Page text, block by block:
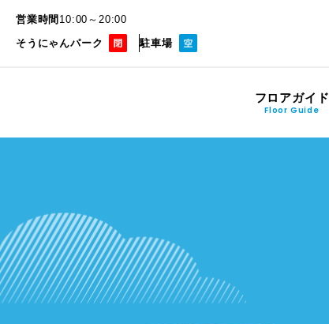
営業時間 10:00～20:00
そうにゃんパーク
駐車場
フロアガイド
Floor Guide